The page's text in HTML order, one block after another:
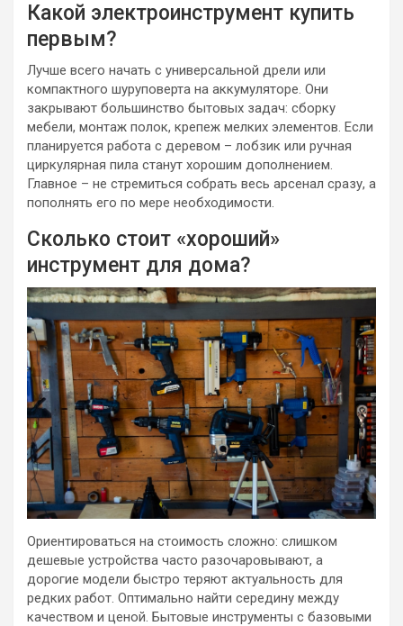
Какой электроинструмент купить
первым?
Лучше всего начать с универсальной дрели или
компактного шуруповерта на аккумуляторе. Они
закрывают большинство бытовых задач: сборку
мебели, монтаж полок, крепеж мелких элементов. Если
планируется работа с деревом – лобзик или ручная
циркулярная пила станут хорошим дополнением.
Главное – не стремиться собрать весь арсенал сразу, а
пополнять его по мере необходимости.
Сколько стоит «хороший»
инструмент для дома?
Ориентироваться на стоимость сложно: слишком
дешевые устройства часто разочаровывают, а
дорогие модели быстро теряют актуальность для
редких работ. Оптимально найти середину между
качеством и ценой. Бытовые инструменты с базовыми